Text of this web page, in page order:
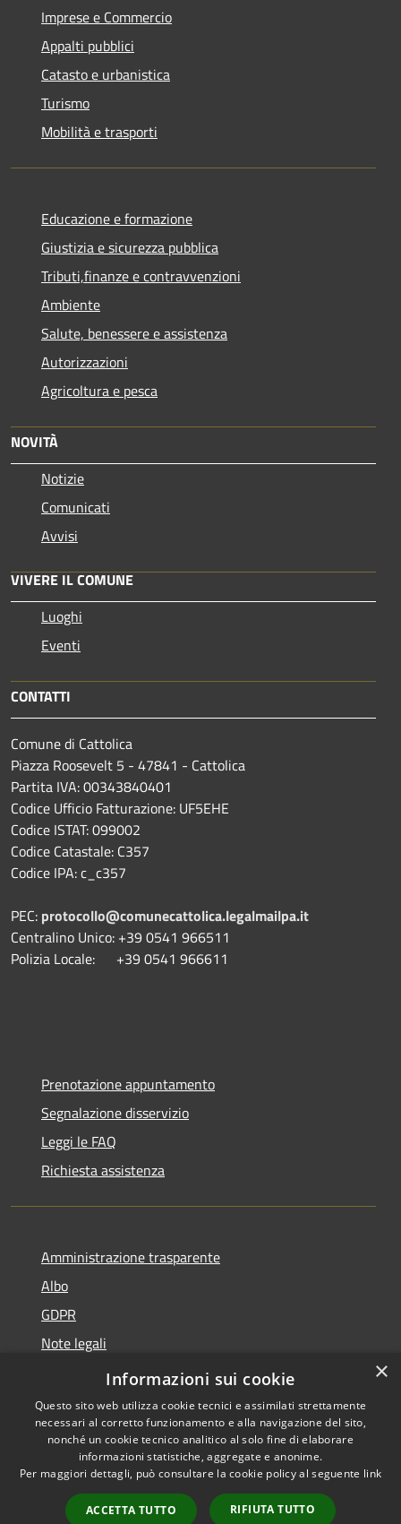
Imprese e Commercio
Appalti pubblici
Catasto e urbanistica
Turismo
Mobilità e trasporti
Educazione e formazione
Giustizia e sicurezza pubblica
Tributi,finanze e contravvenzioni
Ambiente
Salute, benessere e assistenza
Autorizzazioni
Agricoltura e pesca
NOVITÀ
Notizie
Comunicati
Avvisi
VIVERE IL COMUNE
Luoghi
Eventi
CONTATTI
Comune di Cattolica
Piazza Roosevelt 5 - 47841 - Cattolica
Partita IVA: 00343840401
Codice Ufficio Fatturazione: UF5EHE
Codice ISTAT: 099002
Codice Catastale: C357
Codice IPA: c_c357
PEC: protocollo@comunecattolica.legalmailpa.it
Centralino Unico: +39 0541 966511
Polizia Locale: +39 0541 966611
Prenotazione appuntamento
Segnalazione disservizio
Leggi le FAQ
Richiesta assistenza
Amministrazione trasparente
Albo
GDPR
Note legali
Dichiarazione di accessibilità
Accessibilità
Copyright © 2026 • Comune di
Cattolica • Powered by
Municipium•
Accesso
×
Informazioni sui cookie
Questo sito web utilizza cookie tecnici e assimilati strettamente
necessari al corretto funzionamento e alla navigazione del sito,
nonché un cookie tecnico analitico al solo fine di elaborare
informazioni statistiche, aggregate e anonime.
Per maggiori dettagli, può consultare la cookie policy al seguente link
ACCETTA TUTTO RIFIUTA TUTTO